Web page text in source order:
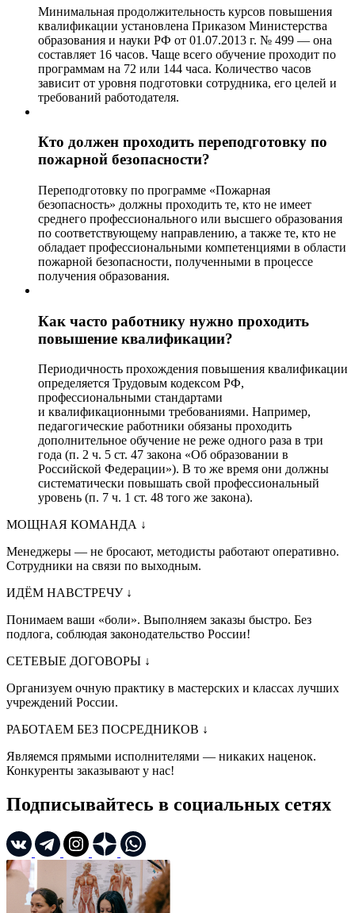
Минимальная продолжительность курсов повышения
квалификации установлена Приказом Министерства
образования и науки РФ от 01.07.2013 г. № 499 — она
составляет 16 часов. Чаще всего обучение проходит по
программам на 72 или 144 часа. Количество часов
зависит от уровня подготовки сотрудника, его целей и
требований работодателя.
Кто должен проходить переподготовку по
пожарной безопасности?
Переподготовку по программе «Пожарная
безопасность» должны проходить те, кто не имеет
среднего профессионального или высшего образования
по соответствующему направлению, а также те, кто не
обладает профессиональными компетенциями в области
пожарной безопасности, полученными в процессе
получения образования.
Как часто работнику нужно проходить
повышение квалификации?
Периодичность прохождения повышения квалификации
определяется Трудовым кодексом РФ,
профессиональными стандартами
и квалификационными требованиями. Например,
педагогические работники обязаны проходить
дополнительное обучение не реже одного раза в три
года (п. 2 ч. 5 ст. 47 закона «Об образовании в
Российской Федерации»). В то же время они должны
систематически повышать свой профессиональный
уровень (п. 7 ч. 1 ст. 48 того же закона).
МОЩНАЯ КОМАНДА ↓
Менеджеры — не бросают, методисты работают оперативно.
Сотрудники на связи по выходным.
ИДЁМ НАВСТРЕЧУ ↓
Понимаем ваши «боли». Выполняем заказы быстро. Без
подлога, соблюдая законодательство России!
СЕТЕВЫЕ ДОГОВОРЫ ↓
Организуем очную практику в мастерских и классах лучших
учреждений России.
РАБОТАЕМ БЕЗ ПОСРЕДНИКОВ ↓
Являемся прямыми исполнителями — никаких наценок.
Конкуренты заказывают у нас!
Подписывайтесь в социальных сетях